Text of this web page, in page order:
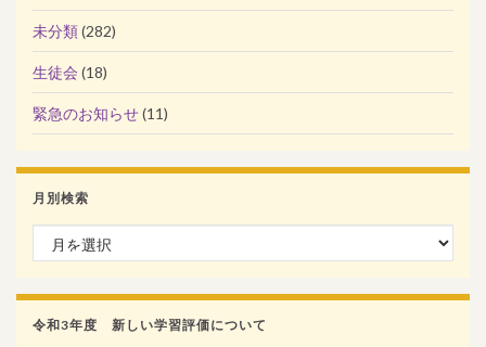
未分類(282)
生徒会 (18)
緊急のお知らせ(11)
月別検索
月別検索
令和3年度 新しい学習評価について